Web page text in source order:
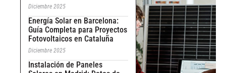
Diciembre 2025
Energía Solar en Barcelona:
Guía Completa para Proyectos
Fotovoltaicos en Cataluña
Diciembre 2025
Instalación de Paneles